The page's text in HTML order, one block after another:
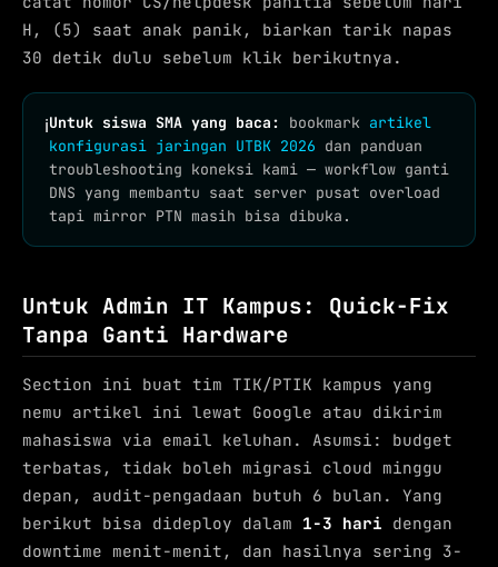
H, (5) saat anak panik, biarkan tarik napas
30 detik dulu sebelum klik berikutnya.
ℹUntuk siswa SMA yang baca: bookmark artikel
konfigurasi jaringan UTBK 2026 dan panduan
troubleshooting koneksi kami — workflow ganti
DNS yang membantu saat server pusat overload
tapi mirror PTN masih bisa dibuka.
Untuk Admin IT Kampus: Quick-Fix
Tanpa Ganti Hardware
Section ini buat tim TIK/PTIK kampus yang
nemu artikel ini lewat Google atau dikirim
mahasiswa via email keluhan. Asumsi: budget
terbatas, tidak boleh migrasi cloud minggu
depan, audit-pengadaan butuh 6 bulan. Yang
berikut bisa dideploy dalam 1-3 hari dengan
downtime menit-menit, dan hasilnya sering 3-